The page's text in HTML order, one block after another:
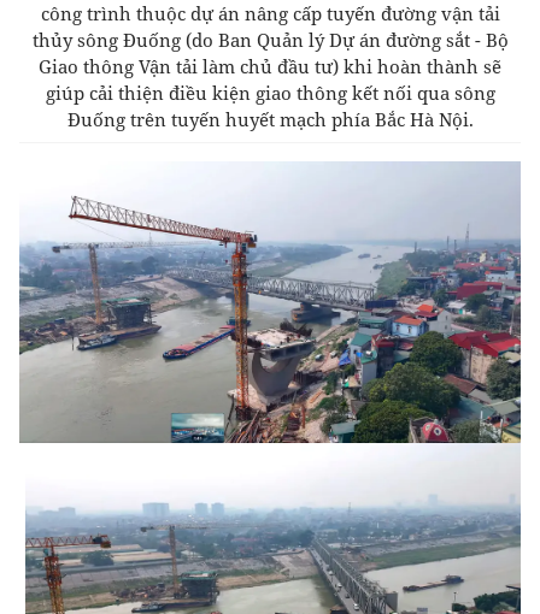
công trình thuộc dự án nâng cấp tuyến đường vận tải
thủy sông Đuống (do Ban Quản lý Dự án đường sắt - Bộ
Giao thông Vận tải làm chủ đầu tư) khi hoàn thành sẽ
giúp cải thiện điều kiện giao thông kết nối qua sông
Đuống trên tuyến huyết mạch phía Bắc Hà Nội.